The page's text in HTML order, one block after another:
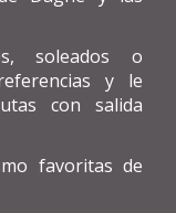
soleados o
y le
con salida
favoritas de